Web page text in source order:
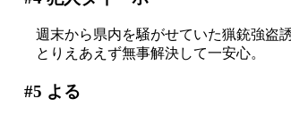
週末から県内を騒がせていた猟銃強盗
とりえあえず無事解決して一安心。
#5 よる